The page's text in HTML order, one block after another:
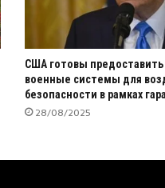
США готовы предоставить
военные системы для
безопасности в рамках
28/08/2025